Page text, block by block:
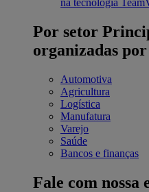
Por setor
organizadas
Automotiva
Agricultura
Logística
Manufatura
Varejo
Saúde
Bancos e finanças
Fale com nossa